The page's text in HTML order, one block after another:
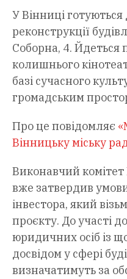
У Вінниці
реконструкції
Соборна, 4. Йдеться
колишнього
базі сучасного
громадським
Про це повідомляє
Вінницьку міську
Виконавчий комітет
вже затвердив
інвестора, який
проєкту. До участі
юридичних осіб із
досвідом у сфері
визначатимуть за